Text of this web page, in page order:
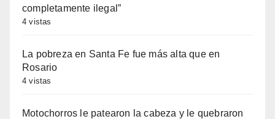
completamente ilegal”
4 vistas
La pobreza en Santa Fe fue más alta que en
Rosario
4 vistas
Motochorros le patearon la cabeza y le quebraron